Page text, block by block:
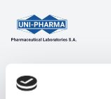
ΠΡΟΪΟΝΤΑ